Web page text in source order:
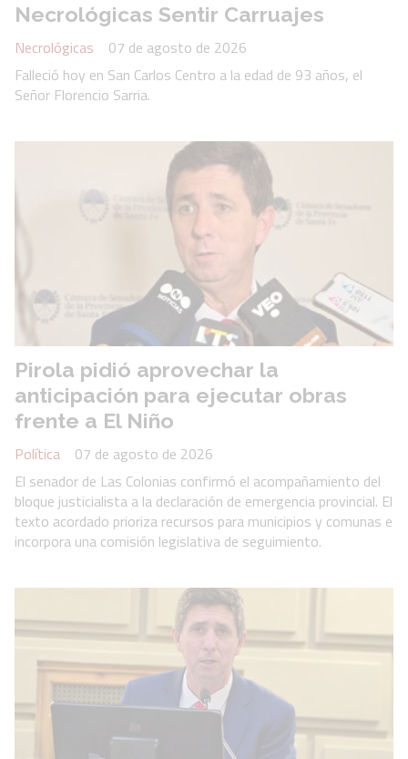
Necrológicas Sentir Carruajes
Necrológicas
07 de agosto de 2026
Falleció hoy en San Carlos Centro a la edad de 93 años, el
Señor Florencio Sarria.
Pirola pidió aprovechar la
anticipación para ejecutar obras
frente a El Niño
Política
07 de agosto de 2026
El senador de Las Colonias confirmó el acompañamiento del
bloque justicialista a la declaración de emergencia provincial. El
texto acordado prioriza recursos para municipios y comunas e
incorpora una comisión legislativa de seguimiento.